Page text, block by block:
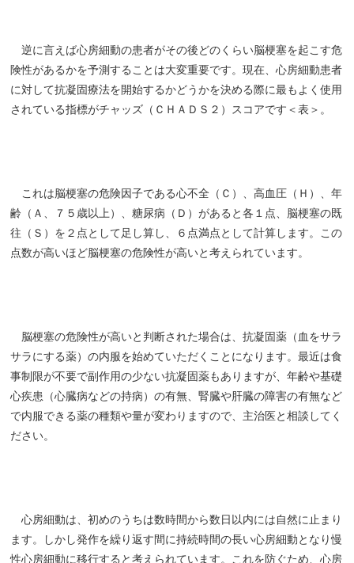
逆に言えば心房細動の患者がその後どのくらい脳梗塞を起こす危
険性があるかを予測することは大変重要です。現在、心房細動患者
に対して抗凝固療法を開始するかどうかを決める際に最もよく使用
されている指標がチャッズ（ＣＨＡＤＳ２）スコアです＜表＞。
これは脳梗塞の危険因子である心不全（Ｃ）、高血圧（Ｈ）、年
齢（Ａ、７５歳以上）、糖尿病（Ｄ）があると各１点、脳梗塞の既
往（Ｓ）を２点として足し算し、６点満点として計算します。この
点数が高いほど脳梗塞の危険性が高いと考えられています。
脳梗塞の危険性が高いと判断された場合は、抗凝固薬（血をサラ
サラにする薬）の内服を始めていただくことになります。最近は食
事制限が不要で副作用の少ない抗凝固薬もありますが、年齢や基礎
心疾患（心臓病などの持病）の有無、腎臓や肝臓の障害の有無など
で内服できる薬の種類や量が変わりますので、主治医と相談してく
ださい。
心房細動は、初めのうちは数時間から数日以内には自然に止まり
ます。しかし発作を繰り返す間に持続時間の長い心房細動となり慢
性心房細動に移行すると考えられています。これを防ぐため、心房